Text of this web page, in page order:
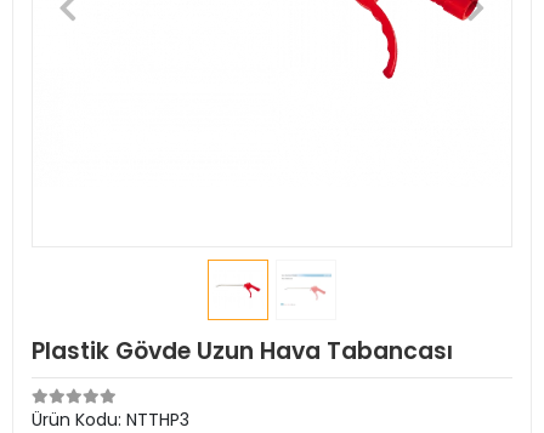
Plastik Gövde Uzun Hava Tabancası
Ürün Kodu: NTTHP3